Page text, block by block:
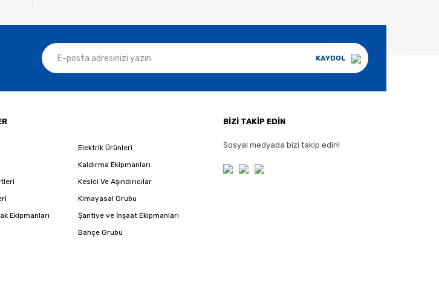
KAYDOL
Elektrik Ürünleri
Kaldırma Ekipmanları
Kesici Ve Aşındırıcılar
Kimayasal Grubu
Ekipmanları
Şantiye ve İnşaat Ekipmanları
Bahçe Grubu
BİZİ TAKİP EDİN
Sosyal medyada bizi takip edin!